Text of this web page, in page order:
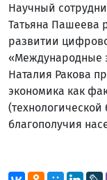
Научный
Татьяна Пашеева
развитии
«Международные
Наталия Ракова
экономика как
(технологической
благополучия